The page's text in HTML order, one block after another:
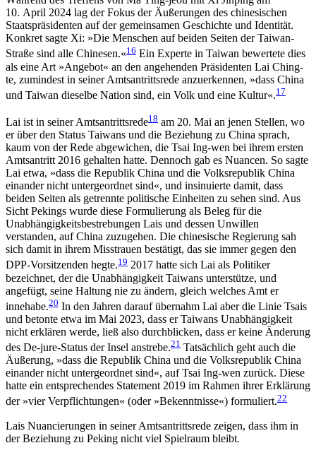
10. April 2024 lag der Fokus der Äußerungen des chinesischen
Staatspräsidenten auf der gemeinsamen Geschichte und Identität.
Konkret sagte Xi: »Die Menschen auf beiden Seiten der Taiwan-
Straße sind alle Chinesen.«16 Ein Experte in Taiwan bewertete dies
als eine Art »Angebot« an den angehenden Präsidenten Lai Ching-
te, zumindest in seiner Amts­antrittsrede anzuerkennen, »dass China
und Taiwan dieselbe Nation sind, ein Volk und eine Kultur«.17
Lai ist in seiner Amtsantrittsrede18 am 20. Mai an jenen Stellen, wo
er über den Status Taiwans und die Beziehung zu China sprach,
kaum von der Rede abgewichen, die Tsai Ing-wen bei ihrem ersten
Amts­antritt 2016 gehalten hatte. Dennoch gab es Nuancen. So sagte
Lai etwa, »dass die Republik China und die Volksrepublik China
einander nicht untergeordnet sind«, und insinuierte damit, dass
beiden Seiten als getrennte politische Einheiten zu sehen sind. Aus
Sicht Pekings wurde diese Formulierung als Beleg für die
Unabhängigkeits­bestrebungen Lais und dessen Unwillen
verstanden, auf China zuzugehen. Die chinesische Regierung sah
sich damit in ihrem Miss­trauen bestätigt, das sie immer gegen den
DPP-Vor­sitzenden hegte.19 2017 hatte sich Lai als Politiker
bezeichnet, der die Unabhängigkeit Taiwans unter­stütze, und
angefügt, seine Haltung nie zu ändern, gleich welches Amt er
innehabe.20 In den Jahren darauf übernahm Lai aber die Linie Tsais
und betonte etwa im Mai 2023, dass er Taiwans Unabhängigkeit
nicht erklären werde, ließ also durchblicken, dass er keine Änderung
des De-jure-Status der Insel anstrebe.21 Tatsächlich geht auch die
Äußerung, »dass die Republik China und die Volksrepublik China
ein­ander nicht untergeordnet sind«, auf Tsai Ing-wen zurück. Diese
hatte ein entsprechendes Statement 2019 im Rahmen ihrer Erklärung
der »vier Verpflichtungen« (oder »Bekenntnisse«) formuliert.22
Lais Nuancierungen in seiner Amts­antrittsrede zeigen, dass ihm in
der Beziehung zu Peking nicht viel Spielraum bleibt.